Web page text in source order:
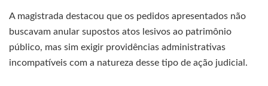
A magistrada destacou que os pedidos apresentados não
buscavam anular supostos atos lesivos ao patrimônio
público, mas sim exigir providências administrativas
incompatíveis com a natureza desse tipo de ação judicial.